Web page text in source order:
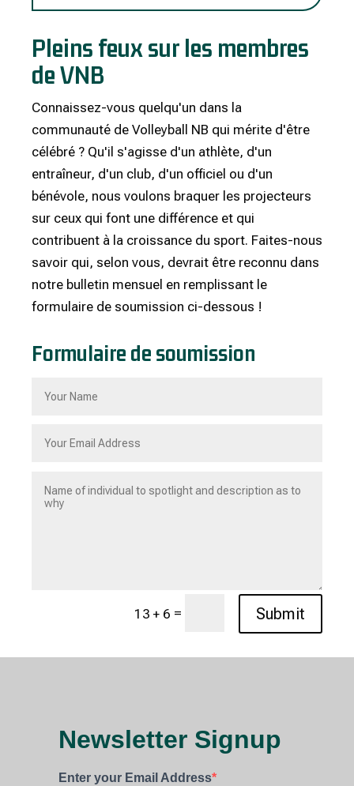
Pleins feux sur les membres
de VNB
Connaissez-vous quelqu'un dans la
communauté de Volleyball NB qui mérite d'être
célébré ? Qu'il s'agisse d'un athlète, d'un
entraîneur, d'un club, d'un officiel ou d'un
bénévole, nous voulons braquer les projecteurs
sur ceux qui font une différence et qui
contribuent à la croissance du sport. Faites-nous
savoir qui, selon vous, devrait être reconnu dans
notre bulletin mensuel en remplissant le
formulaire de soumission ci-dessous !
Formulaire de soumission
13 + 6 = Submit